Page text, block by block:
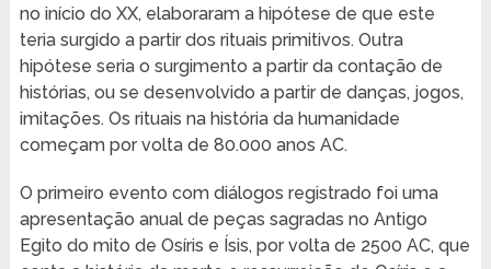
no início do XX, elaboraram a hipótese de que este
teria surgido a partir dos rituais primitivos. Outra
hipótese seria o surgimento a partir da contação de
histórias, ou se desenvolvido a partir de danças, jogos,
imitações. Os rituais na história da humanidade
começam por volta de 80.000 anos AC.
O primeiro evento com diálogos registrado foi uma
apresentação anual de peças sagradas no Antigo
Egito do mito de Osíris e Ísis, por volta de 2500 AC, que